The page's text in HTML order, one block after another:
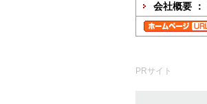
会社概要 ：
PRサイト